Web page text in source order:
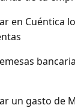
en Cuéntica
un gasto de